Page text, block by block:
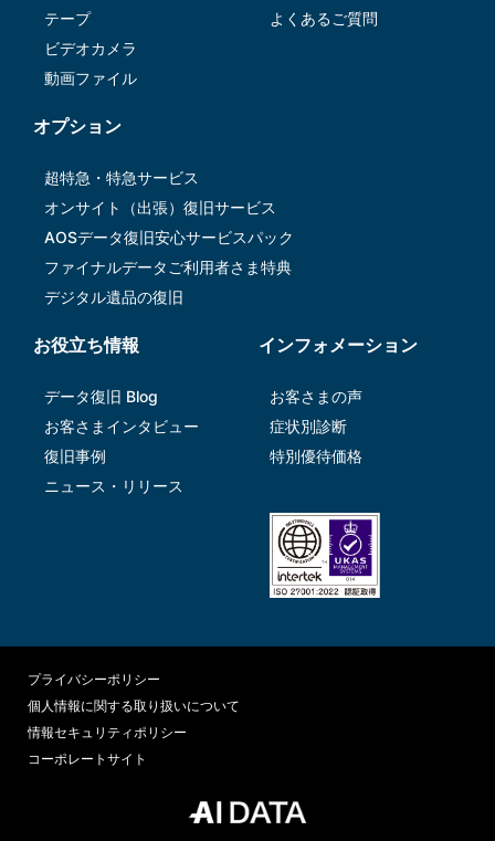
テープ
ビデオカメラ
動画ファイル
よくあるご質問
オプション
超特急・特急サービス
オンサイト（出張）復旧サービス
AOSデータ復旧安⼼サービスパック
ファイナルデータご利⽤者さま特典
デジタル遺品の復旧
お役立ち情報
データ復旧 Blog
お客さまインタビュー
復旧事例
ニュース・リリース
インフォメーション
お客さまの声
症状別診断
特別優待価格
プライバシーポリシー
個人情報に関する取り扱いについて
情報セキュリティポリシー
コーポレートサイト